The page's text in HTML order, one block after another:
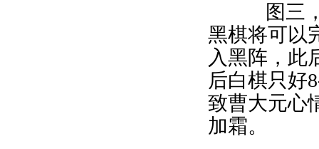
图三，
黑棋将可以
入黑阵，此
后白棋只好
致曹大元心
加霜。